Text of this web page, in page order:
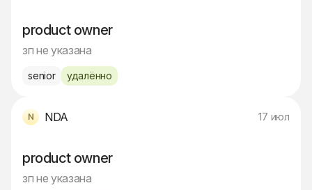
product owner
зп не указана
senior удалённо
NDA 17 июл
product owner
зп не указана